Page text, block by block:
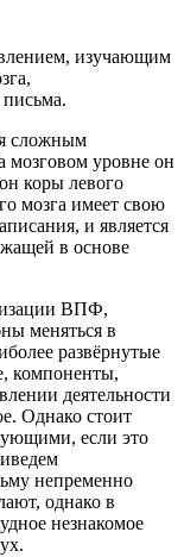
изучающим
сложным
мозговом уровне он
коры левого
мозга имеет свою
и является
в основе
ВПФ,
меняться в
развёрнутые
компоненты,
деятельности
Однако стоит
если это
непременно
однако в
незнакомое